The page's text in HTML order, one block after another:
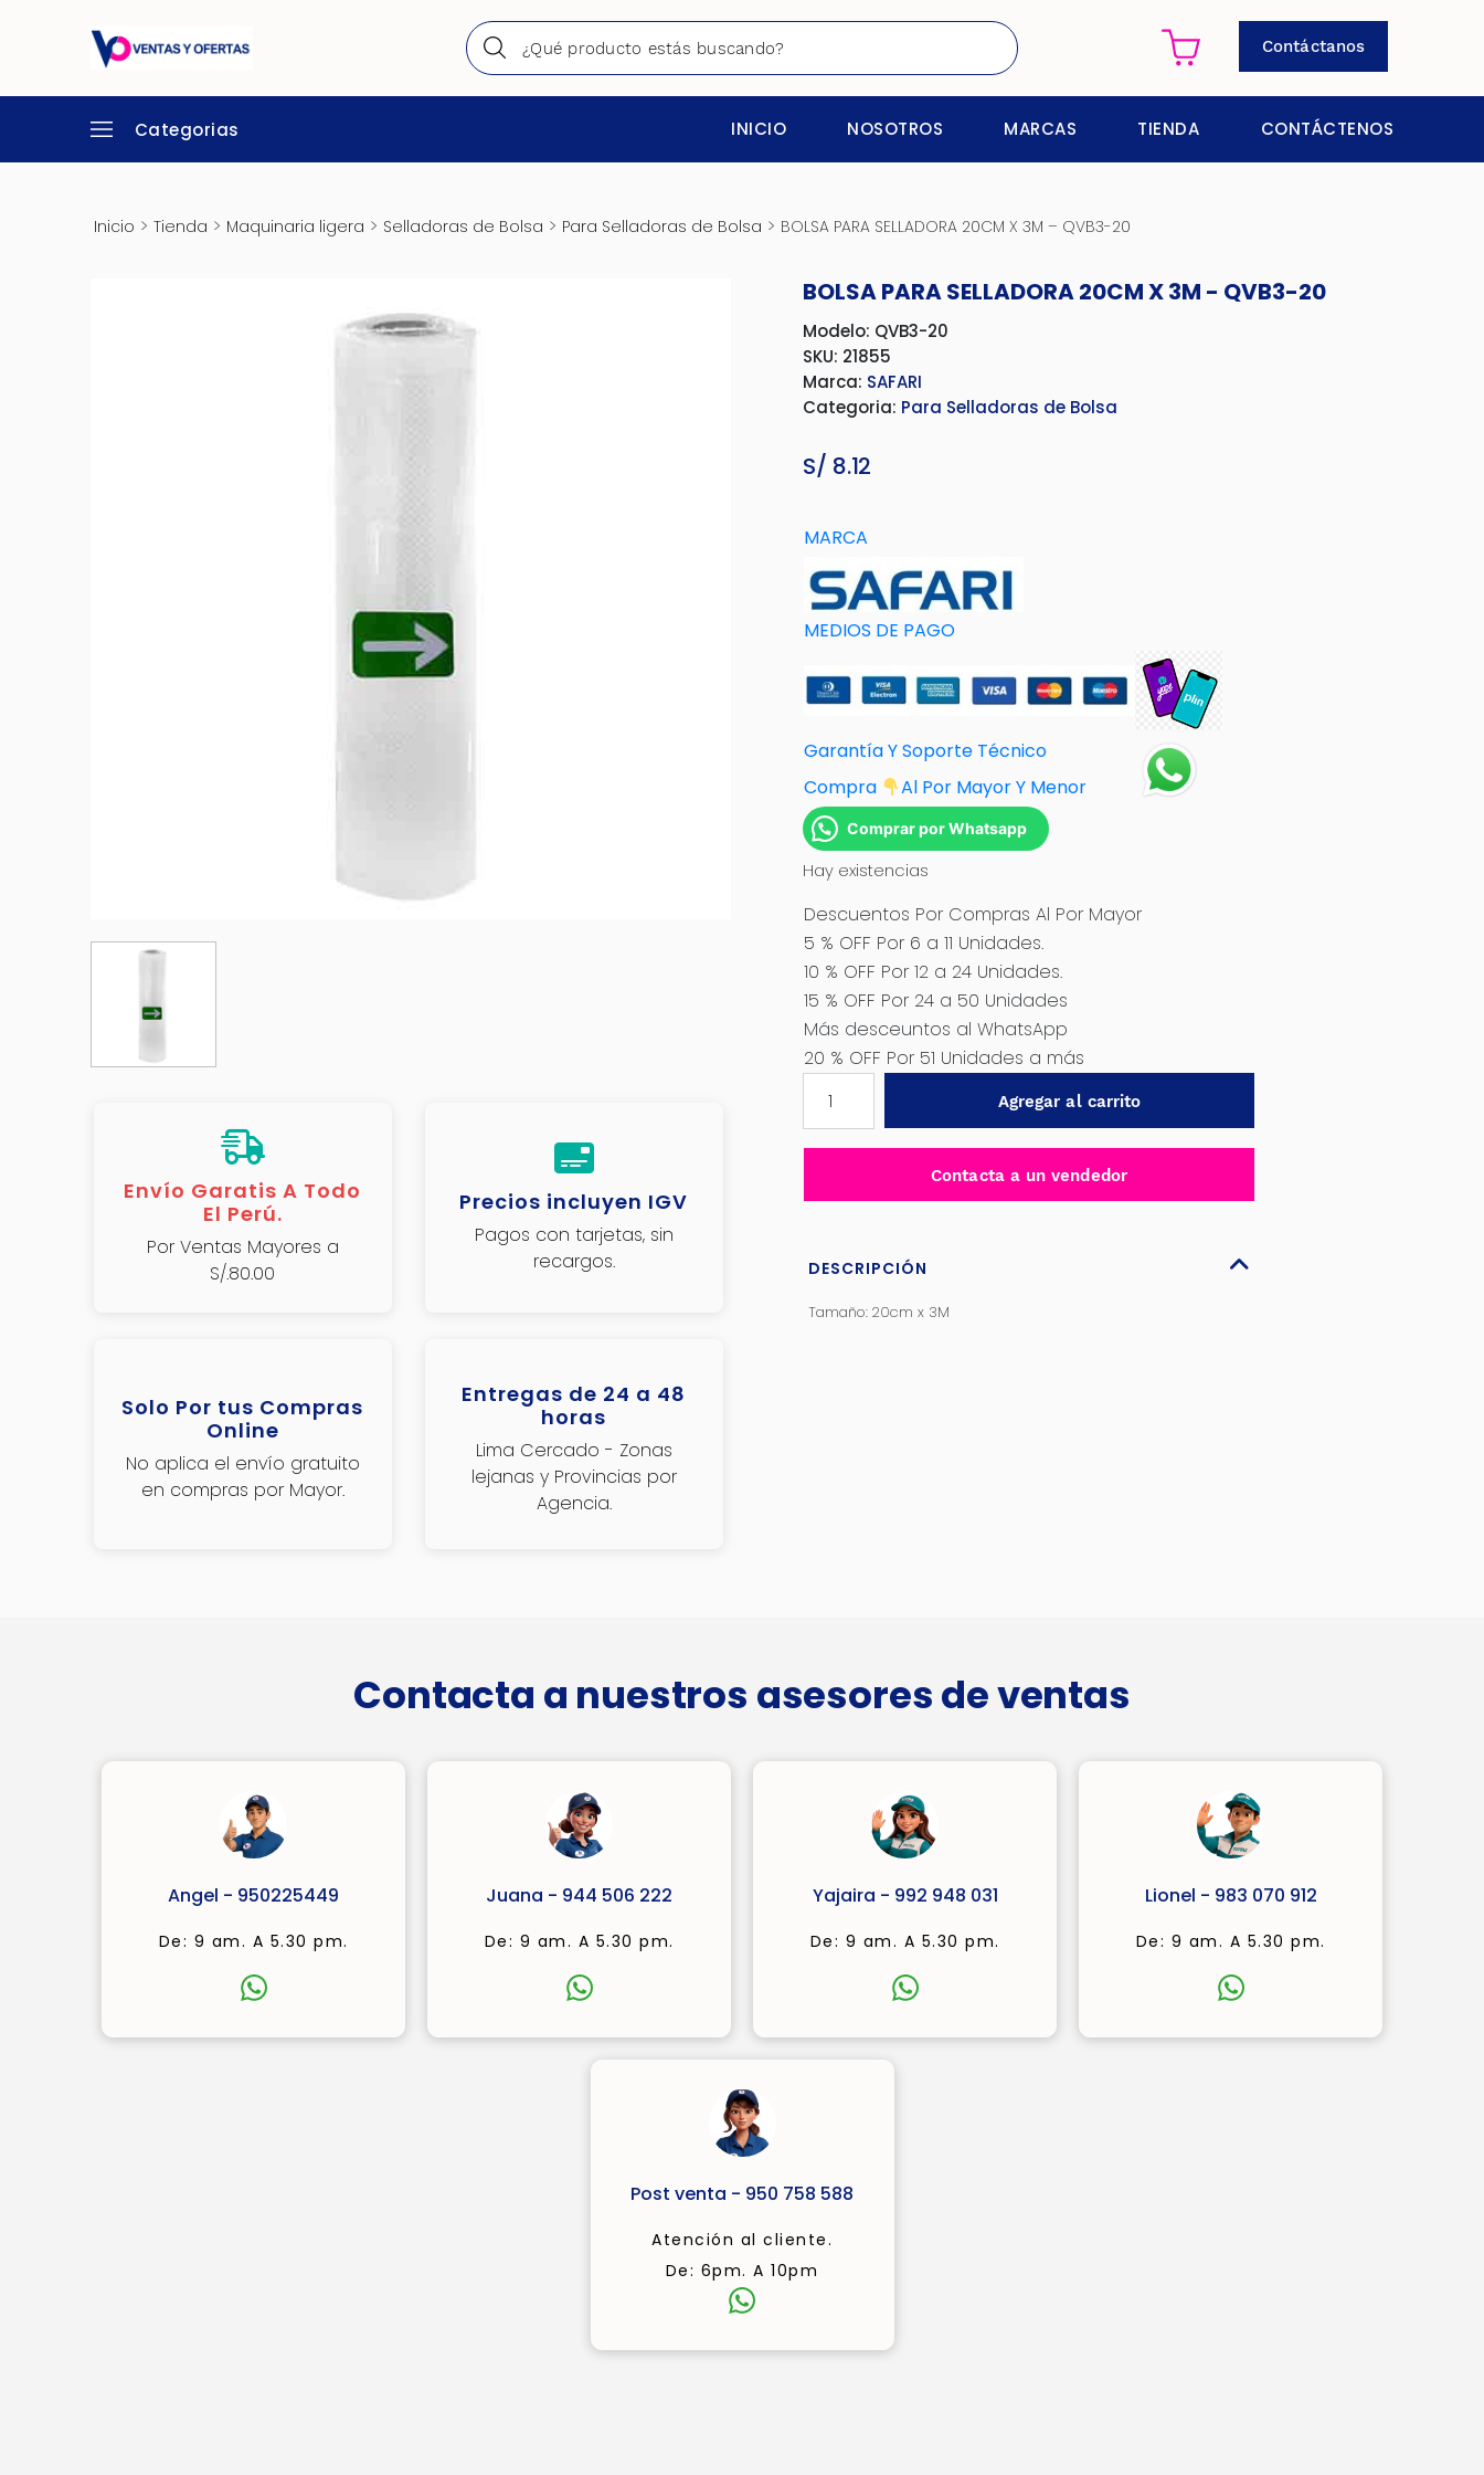
Contáctanos
Categorias INICIO NOSOTROS MARCAS TIENDA CONTÁCTENOS
Inicio > Tienda > Maquinaria ligera > Selladoras de Bolsa > Para Selladoras de Bolsa > BOLSA PARA SELLADORA 20CM X 3M – QVB3-20
Envío Garatis A Todo
El Perú.
Por Ventas Mayores a
S/.80.00
Precios incluyen IGV
Pagos con tarjetas, sin
recargos.
Solo Por tus Compras
Online
No aplica el envío gratuito
en compras por Mayor.
Entregas de 24 a 48
horas
Lima Cercado - Zonas
lejanas y Provincias por
Agencia.
BOLSA PARA SELLADORA 20CM X 3M - QVB3-20
Modelo: QVB3-20
SKU: 21855
Marca: SAFARI
Categoria: Para Selladoras de Bolsa
S/ 8.12
MARCA
MEDIOS DE PAGO
Garantía Y Soporte Técnico
Compra
Al Por Mayor Y Menor
Comprar por Whatsapp
Hay existencias
Descuentos Por Compras Al Por Mayor
5 % OFF Por 6 a 11 Unidades.
10 % OFF Por 12 a 24 Unidades.
15 % OFF Por 24 a 50 Unidades
Más desceuntos al WhatsApp
20 % OFF Por 51 Unidades a más
PARA
SELLADORA
QVB3-
cantidad
Agregar al carrito
Contacta a un vendedor
DESCRIPCIÓN
Tamaño: 20cm x 3M
Contacta a nuestros asesores de ventas
Angel - 950225449
De: 9 am. A 5.30 pm.
Juana - 944 506 222
De: 9 am. A 5.30 pm.
Yajaira - 992 948 031
De: 9 am. A 5.30 pm.
Lionel - 983 070 912
De: 9 am. A 5.30 pm.
Post venta - 950 758 588
Atención al cliente.
De: 6pm. A 10pm